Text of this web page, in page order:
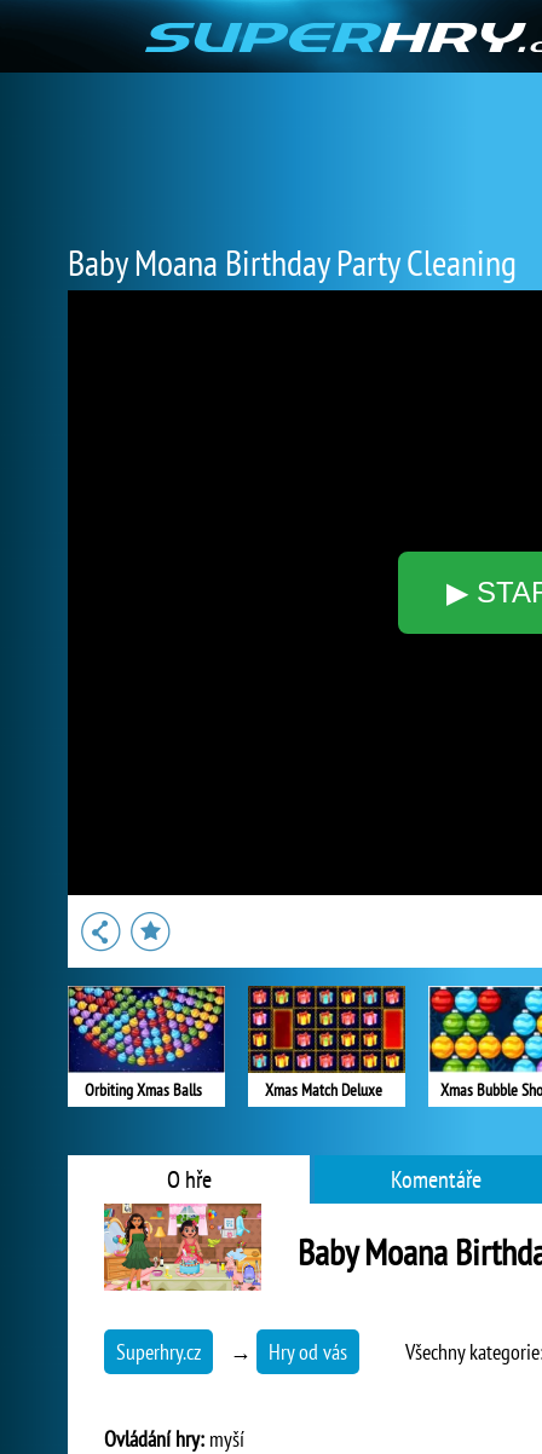
Baby Moana Birthday Party Cleaning
▶
Orbiting Xmas Balls Xmas Match Deluxe Xmas Bubble
O hře Komentáře
Baby Moana
Superhry.cz → Hry od vás Všechny
Ovládání hry: myší